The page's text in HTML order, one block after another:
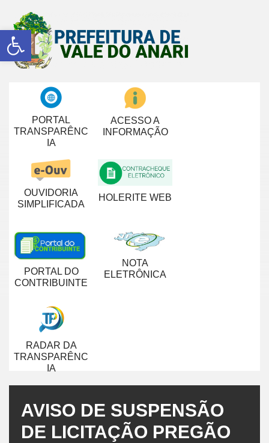
Abrir a barra de ferramentas
PORTAL
TRANSPARÊNC
IA
ACESSO A
INFORMAÇÃO
OUVIDORIA
SIMPLIFICADA
HOLERITE WEB
PORTAL DO
CONTRIBUINTE
NOTA
ELETRÔNICA
RADAR DA
TRANSPARÊNC
IA
AVISO DE SUSPENSÃO
DE LICITAÇÃO PREGÃO